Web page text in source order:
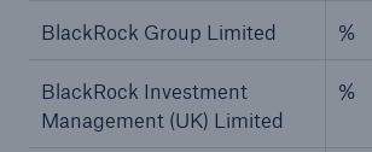
BlackRock Group Limited %
BlackRock Investment
Management (UK) Limited
%